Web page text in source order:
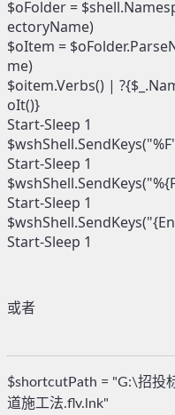
$oFolder =
ectoryName)
$oItem =
me)
$oitem.Verbs() |
oIt()}
Start-Sleep 1
Start-Sleep 1
Start-Sleep 1
Start-Sleep 1
或者
$shortcutPath = "G:\招投
道施工法.flv.lnk"